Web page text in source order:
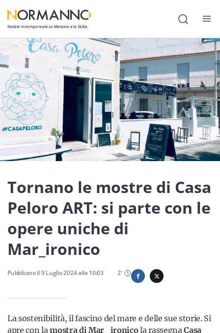
Notizie in tempo reale su Messina e la Sicilia
Attualità
Cronaca
Politica
Cultura
Lavoro
Società
Economia
Sport
Sicilia
Servizi
Resta sempre aggiornato con le ultime news, iscriviti alla
Tornano le mostre di Casa
Peloro ART: si parte con le
opere uniche di
Mar_ironico
Pubblicato il9 Luglio 2024alle10:03 2'
La sostenibilità, il fascino del mare e delle sue storie. Si
apre con lamostra di Mar_ironicola rassegnaCasa